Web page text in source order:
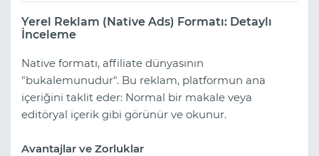
Yerel Reklam (Native Ads) Formatı: Detaylı
İnceleme
Native formatı, affiliate dünyasının
"bukalemunudur". Bu reklam, platformun ana
içeriğini taklit eder: Normal bir makale veya
editöryal içerik gibi görünür ve okunur.
Avantajlar ve Zorluklar